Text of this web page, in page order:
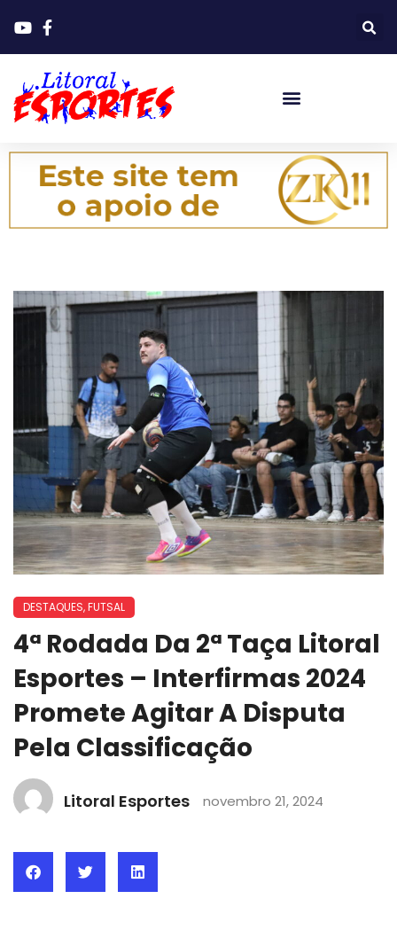
DESTAQUES,FUTSAL
4ª Rodada Da 2ª Taça Litoral
Esportes – Interfirmas 2024
Promete Agitar A Disputa
Pela Classificação
Litoral Esportes novembro 21, 2024